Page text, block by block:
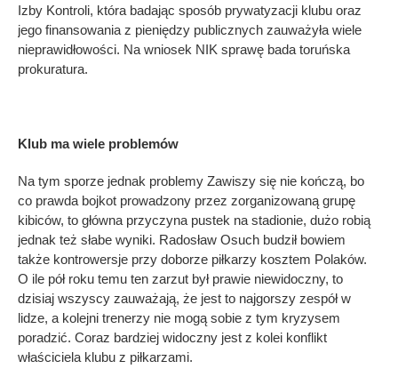
Izby Kontroli, która badając sposób prywatyzacji klubu oraz
jego finansowania z pieniędzy publicznych zauważyła wiele
nieprawidłowości. Na wniosek NIK sprawę bada toruńska
prokuratura.
Klub ma wiele problemów
Na tym sporze jednak problemy Zawiszy się nie kończą, bo
co prawda bojkot prowadzony przez zorganizowaną grupę
kibiców, to główna przyczyna pustek na stadionie, dużo robią
jednak też słabe wyniki. Radosław Osuch budził bowiem
także kontrowersje przy doborze piłkarzy kosztem Polaków.
O ile pół roku temu ten zarzut był prawie niewidoczny, to
dzisiaj wszyscy zauważają, że jest to najgorszy zespół w
lidze, a kolejni trenerzy nie mogą sobie z tym kryzysem
poradzić. Coraz bardziej widoczny jest z kolei konflikt
właściciela klubu z piłkarzami.